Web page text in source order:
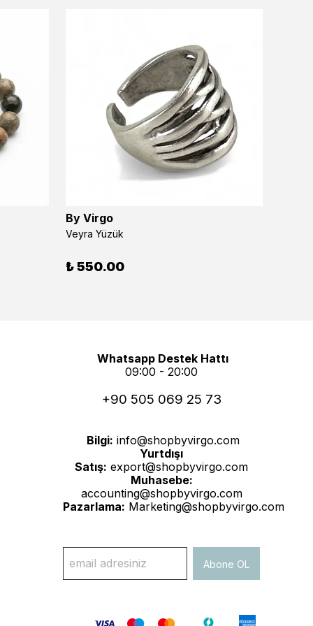
By Virgo
Veyra Yüzük
₺ 550.00
Whatsapp Destek Hattı
09:00 - 20:00
+90 505 069 25 73
Bilgi: info@shopbyvirgo.com
Yurtdışı
Satış: export@shopbyvirgo.com
Muhasebe:
accounting@shopbyvirgo.com
Pazarlama: Marketing@shopbyvirgo.com
Abone OL